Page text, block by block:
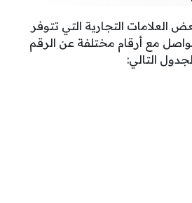
العلامات التجارية التي تتوفر
مع أرقام مختلفة عن الرقم
التالي: